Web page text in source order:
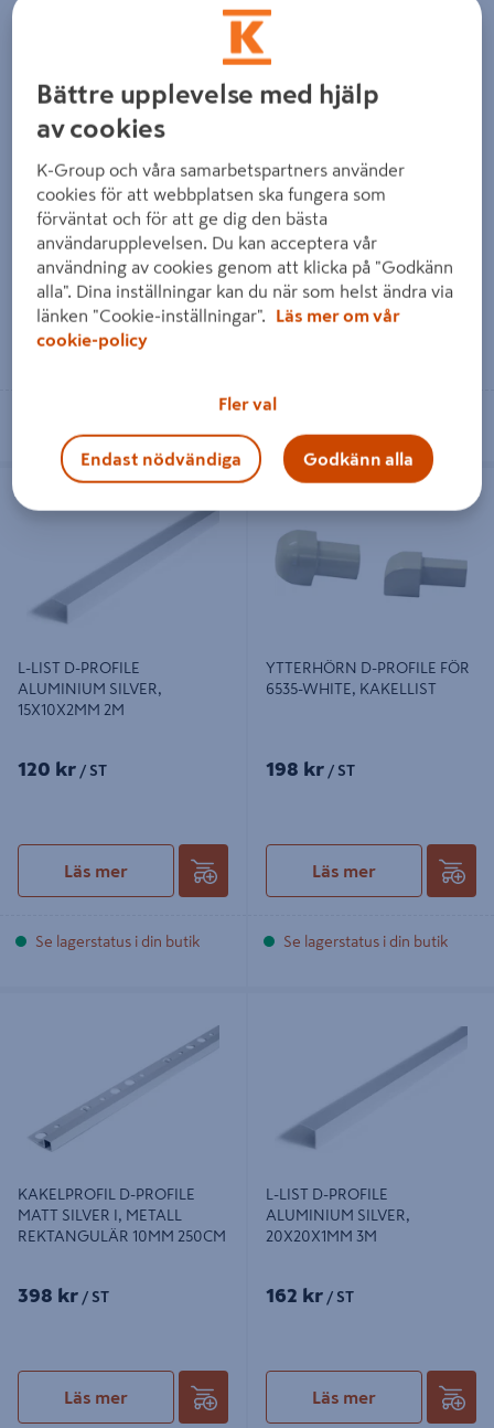
SPEGELLIST D-PROFILE FÖR
GLAS ALUMINIUM, VIT 4MM
141 kr/ ST
Läs mer
STÄNGD 6535HE, METALL
SILVER 10MM 2.5M
323 kr/ ST
L-LIST D-PROFILE ALUMINIUM
SILVER, 15X10X2MM 2M
L-LIST D-PROFILE
ALUMINIUM SILVER,
15X10X2MM 2M
120 kr / ST
Läs mer
Se lagerstatus i din butik
YTTERHÖRN D-PROFILE FÖR 6535-
YTTERHÖRN D-PROFILE FÖR
6535-WHITE, KAKELLIST
198 kr / ST
Läs mer
Se lagerstatus i din butik
SILVER I, METALL REKTANGULÄR
KAKELPROFIL D-PROFILE
MATT SILVER I, METALL
REKTANGULÄR 10MM 250CM
398 kr / ST
Läs mer
L-LIST D-PROFILE
ALUMINIUM SILVER,
20X20X1MM 3M
162 kr / ST
Läs mer
Bättre upplevelse med hjälp
av cookies
K-Group och våra samarbetspartners använder
cookies för att webbplatsen ska fungera som
förväntat och för att ge dig den bästa
användarupplevelsen. Du kan acceptera vår
användning av cookies genom att klicka på "Godkänn
alla". Dina inställningar kan du när som helst ändra via
länken "Cookie-inställningar".
Läs mer om vår
cookie-policy
Fler val
Endast nödvändiga Godkänn alla